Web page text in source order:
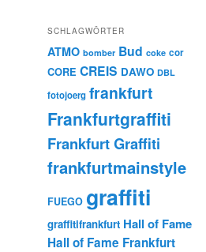
SCHLAGWÖRTER
ATMO bomber Bud coke cor
CORE CREIS DAWO DBL
fotojoerg frankfurt
Frankfurtgraffiti
Frankfurt Graffiti
frankfurtmainstyle
FUEGO graffiti
graffitifrankfurt Hall of Fame
Hall of Fame Frankfurt